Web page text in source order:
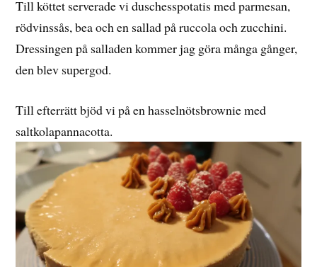
Till köttet serverade vi duschesspotatis med parmesan,
rödvinssås, bea och en sallad på ruccola och zucchini.
Dressingen på salladen kommer jag göra många gånger,
den blev supergod.
Till efterrätt bjöd vi på en hasselnötsbrownie med
saltkolapannacotta.